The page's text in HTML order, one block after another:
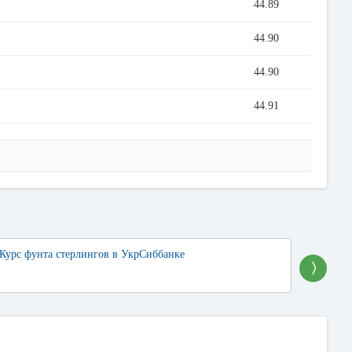
44.89
44.90
44.90
44.91
〉
Курс фунта стерлингов в УкрСиббанке Курс